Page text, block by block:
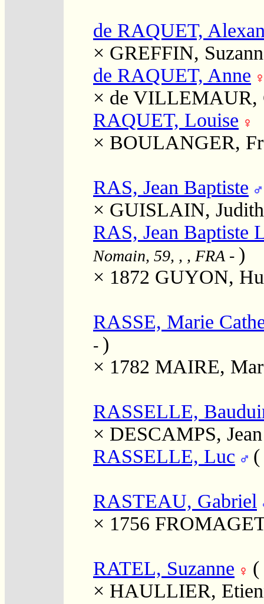
de RAQUET,
× GREFFIN,
de RAQUET, Anne
× de VILLEMAUR,
RAQUET, Louise
× BOULANGER,
RAS, Jean Baptiste
× GUISLAIN, Judith
RAS, Jean Baptiste
Nomain, 59, , , FRA - )
× 1872 GUYON,
RASSE, Marie
- )
× 1782 MAIRE,
RASSELLE,
× DESCAMPS, Jean
RASSELLE, Luc
RASTEAU, Gabriel
× 1756
RATEL, Suzanne
(
× HAULLIER,